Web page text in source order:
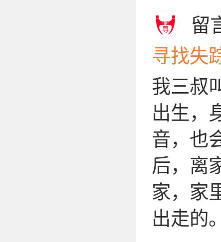
留
寻找失
我三叔
出生，
音，也
后，离
家，家
出走的。